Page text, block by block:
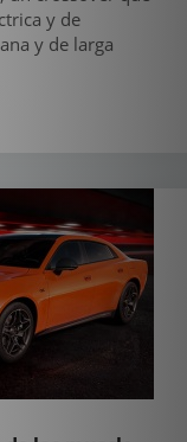
y de
y de larga